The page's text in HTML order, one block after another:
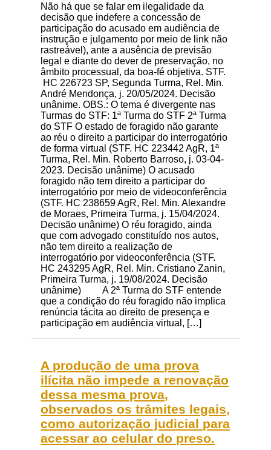
Não há que se falar em ilegalidade da
decisão que indefere a concessão de
participação do acusado em audiência de
instrução e julgamento por meio de link não
rastreável), ante a ausência de previsão
legal e diante do dever de preservação, no
âmbito processual, da boa-fé objetiva. STF.
HC 226723 SP, Segunda Turma, Rel. Min.
André Mendonça, j. 20/05/2024. Decisão
unânime. OBS.: O tema é divergente nas
Turmas do STF: 1ª Turma do STF 2ª Turma
do STF O estado de foragido não garante
ao réu o direito a participar do interrogatório
de forma virtual (STF. HC 223442 AgR, 1ª
Turma, Rel. Min. Roberto Barroso, j. 03-04-
2023. Decisão unânime) O acusado
foragido não tem direito a participar do
interrogatório por meio de videoconferência
(STF. HC 238659 AgR, Rel. Min. Alexandre
de Moraes, Primeira Turma, j. 15/04/2024.
Decisão unânime) O réu foragido, ainda
que com advogado constituído nos autos,
não tem direito a realização de
interrogatório por videoconferência (STF.
HC 243295 AgR, Rel. Min. Cristiano Zanin,
Primeira Turma, j. 19/08/2024. Decisão
unânime) A 2ª Turma do STF entende
que a condição do réu foragido não implica
renúncia tácita ao direito de presença e
participação em audiência virtual, […]
A produção de uma prova
ilícita não impede a renovação
dessa mesma prova,
observados os trâmites legais,
como autorização judicial para
acessar ao celular do preso.